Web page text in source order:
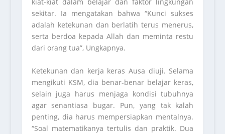
kiat-kiat dalam belajar dan faktor lingkungan
sekitar. Ia mengatakan bahwa “Kunci sukses
adalah ketekunan dan berlatih terus menerus,
serta berdoa kepada Allah dan meminta restu
dari orang tua”, Ungkapnya.
Ketekunan dan kerja keras Ausa diuji. Selama
mengikuti KSM, dia benar-benar belajar keras,
selain juga harus menjaga kondisi tubuhnya
agar senantiasa bugar. Pun, yang tak kalah
penting, dia harus mempersiapkan mentalnya.
“Soal matematikanya tertulis dan praktik. Dua